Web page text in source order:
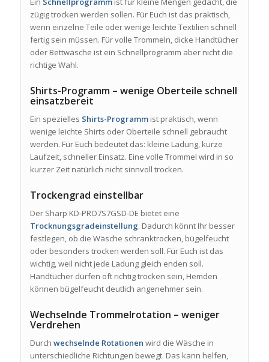
zügig trocken werden sollen. Für Euch ist das praktisch,
wenn einzelne Teile oder wenige leichte Textilien schnell
fertig sein müssen. Für volle Trommeln, dicke Handtücher
oder Bettwäsche ist ein Schnellprogramm aber nicht die
richtige Wahl.
Shirts-Programm – wenige Oberteile schnell
einsatzbereit
Ein spezielles Shirts-Programmist praktisch, wenn
wenige leichte Shirts oder Oberteile schnell gebraucht
werden. Für Euch bedeutet das: kleine Ladung, kurze
Laufzeit, schneller Einsatz. Eine volle Trommel wird in so
kurzer Zeit natürlich nicht sinnvoll trocken.
Trockengrad einstellbar
Der Sharp KD-PRO7S7GSD-DE bietet eine
Trocknungsgradeinstellung. Dadurch könnt Ihr besser
festlegen, ob die Wäsche schranktrocken, bügelfeucht
oder besonders trocken werden soll. Für Euch ist das
wichtig, weil nicht jede Ladung gleich enden soll.
Handtücher dürfen oft richtig trocken sein, Hemden
können bügelfeucht deutlich angenehmer sein.
Wechselnde Trommelrotation – weniger
Verdrehen
Durch wechselnde Rotationen wird die Wäsche in
unterschiedliche Richtungen bewegt. Das kann helfen,